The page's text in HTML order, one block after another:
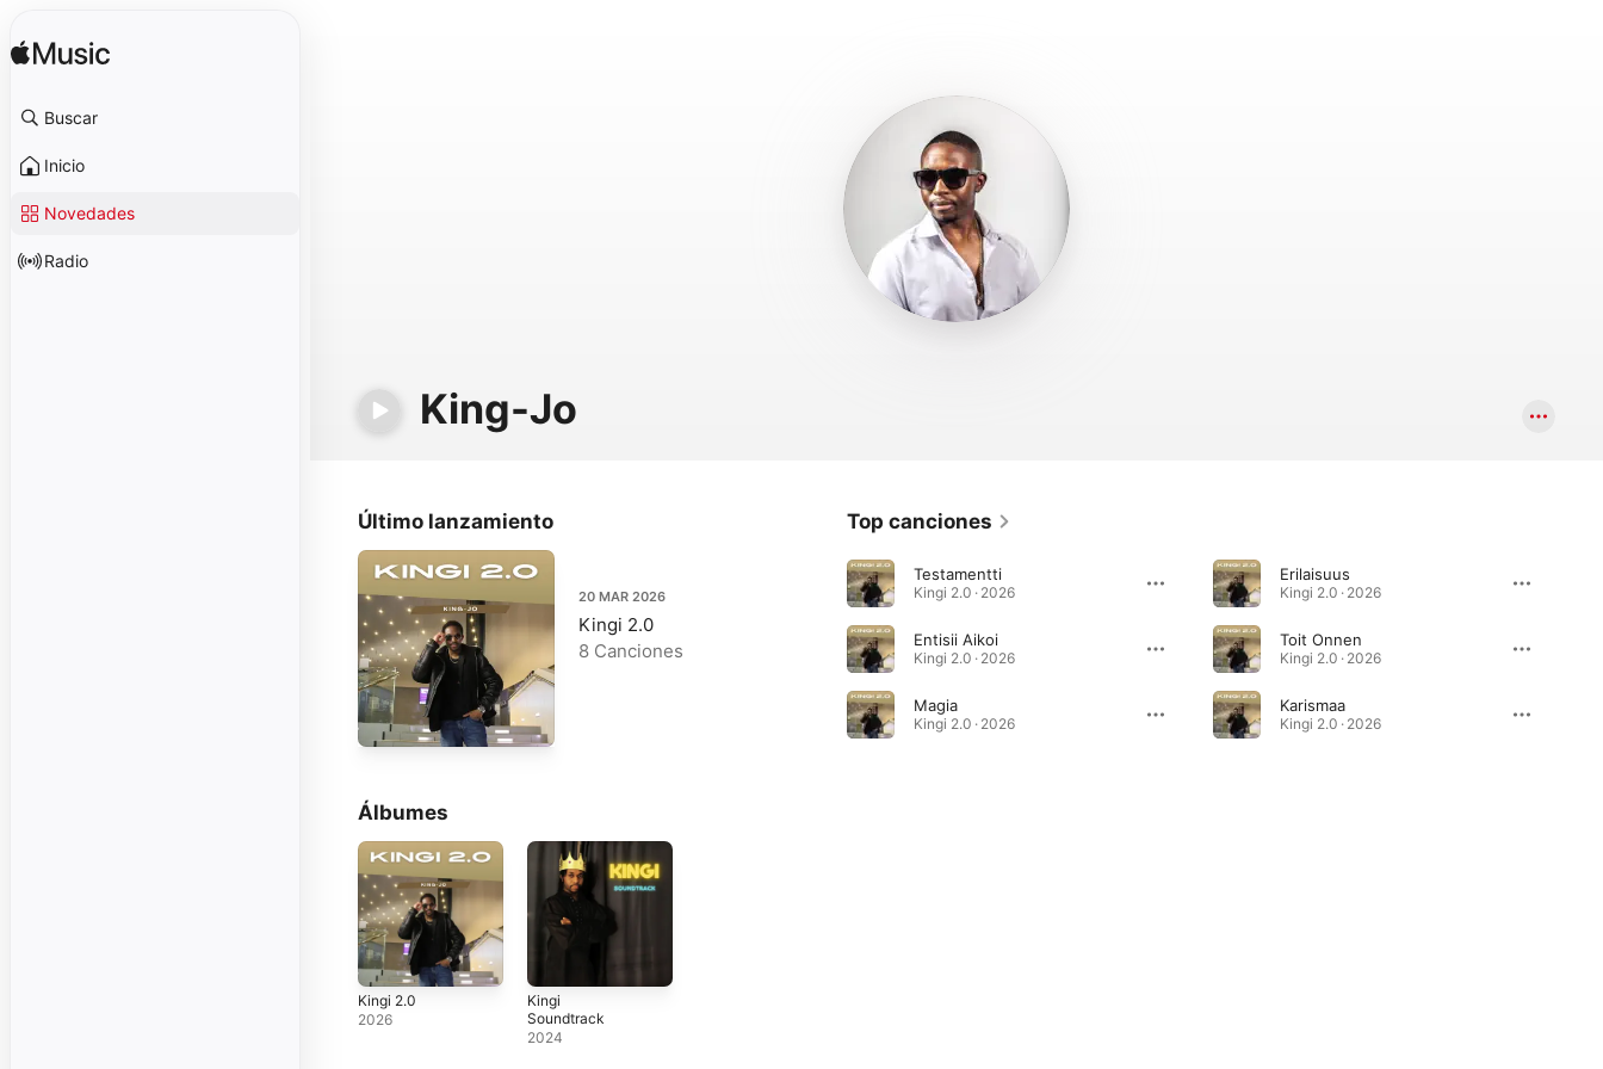
Buscar
Inicio
Novedades
Radio
King-Jo
Último lanzamiento
20 MAR 2026
Kingi 2.0
8 Canciones
Top canciones
Testamentti
Kingi 2.0 · 2026
Entisii Aikoi
Kingi 2.0 · 2026
Magia
Kingi 2.0 · 2026
Erilaisuus
Kingi 2.0 · 2026
Toit Onnen
Kingi 2.0 · 2026
Karismaa
Kingi 2.0 · 2026
Álbumes
Kingi 2.0
2026
Kingi
Soundtrack
2024